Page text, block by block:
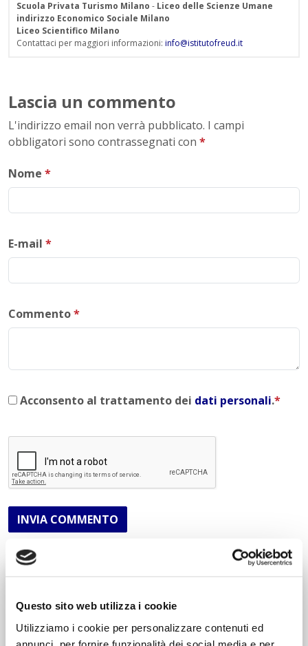
Questo sito web utilizza i cookie
Utilizziamo i cookie per personalizzare contenuti ed
Scuola Privata Turismo Milano - Liceo delle Scienze Umane
indirizzo Economico Sociale Milano
Liceo Scientifico Milano
Contattaci per maggiori informazioni: info@istitutofreud.it
Lascia un commento
L'indirizzo email non verrà pubblicato. I campi
obbligatori sono contrassegnati con *
Nome *
E-mail *
Commento*
Acconsento al trattamento dei dati personali.*
INVIA COMMENTO
Economico Sociale
Potenziamento madrelingua Inglese